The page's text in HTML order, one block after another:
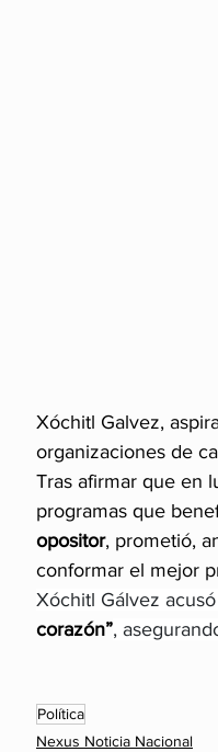
Xóchitl Galvez,
organizaciones de
Tras afirmar que en
programas que
opositor, prometió,
conformar el mejor
Xóchitl Gálvez
corazón”,
Política
Nexus Noticia Nacional